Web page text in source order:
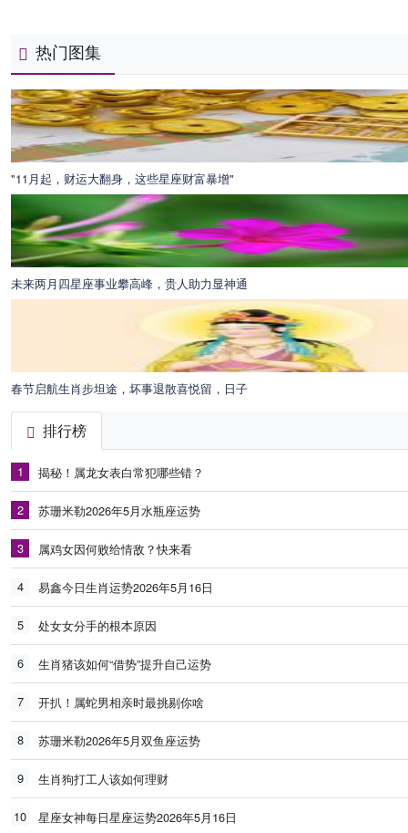
热门图集
"11月起，财运大翻身，这些星座财富暴增"
未来两月四星座事业攀高峰，贵人助力显神通
春节启航生肖步坦途，坏事退散喜悦留，日子
排行榜
1 揭秘！属龙女表白常犯哪些错？
2 苏珊米勒2026年5月水瓶座运势
3 属鸡女因何败给情敌？快来看
4 易鑫今日生肖运势2026年5月16日
5 处女女分手的根本原因
6 生肖猪该如何“借势”提升自己运势
7 开扒！属蛇男相亲时最挑剔你啥
8 苏珊米勒2026年5月双鱼座运势
9 生肖狗打工人该如何理财
10 星座女神每日星座运势2026年5月16日